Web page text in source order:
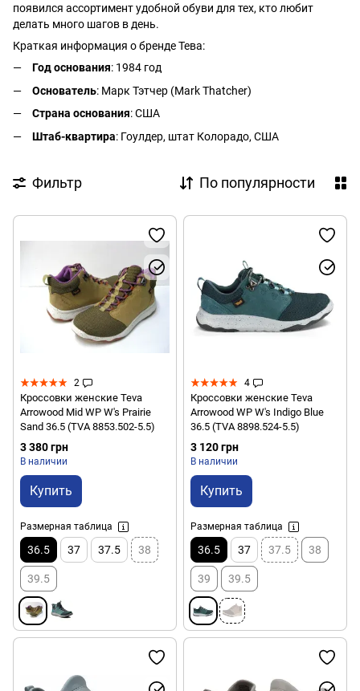
появился ассортимент удобной обуви для тех, кто любит
делать много шагов в день.
Краткая информация о бренде Тева:
Год основания: 1984 год
Основатель: Марк Тэтчер (Mark Thatcher)
Страна основания: США
Штаб-квартира: Гоулдер, штат Колорадо, США
Фильтр По популярности
2
Кроссовки женские Teva
Arrowood Mid WP W's Prairie
Sand 36.5 (TVA 8853.502-5.5)
3 380 грн
В наличии
Купить
Размерная таблица
36.5 37 37.5 38
39.5
4
Кроссовки женские Teva
Arrowood WP W's Indigo Blue
36.5 (TVA 8898.524-5.5)
3 120 грн
В наличии
Купить
Размерная таблица
36.5 37 37.5 38
39 39.5